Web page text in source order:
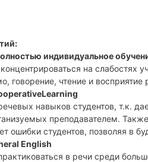
индивидуальное
на слабостях
говорение, чтение и
навыков студентов, т.к.
преподавателем.
ошибки студентов, позволяя в
English
в речи среди